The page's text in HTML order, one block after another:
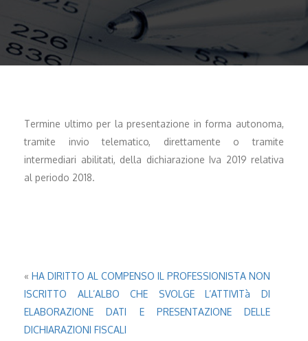
Termine ultimo per la presentazione in forma autonoma,
tramite invio telematico, direttamente o tramite
intermediari abilitati, della dichiarazione Iva 2019 relativa
al periodo 2018.
« HA DIRITTO AL COMPENSO IL PROFESSIONISTA NON
ISCRITTO ALL’ALBO CHE SVOLGE L’ATTIVITà DI
ELABORAZIONE DATI E PRESENTAZIONE DELLE
DICHIARAZIONI FISCALI